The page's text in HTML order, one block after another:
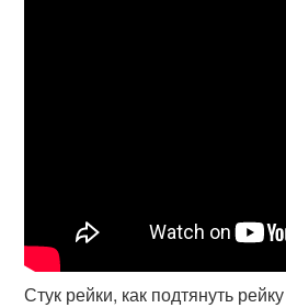
Стук рейки, как подтянуть